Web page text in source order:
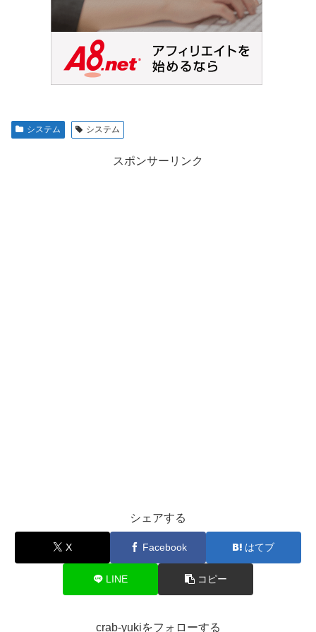
システム システム
スポンサーリンク
シェアする
X Facebook はてブ
LINE コピー
crab-yukiをフォローする